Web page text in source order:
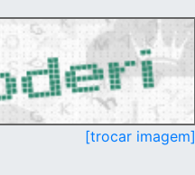
[trocar imagem]